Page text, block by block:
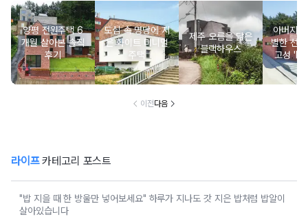
양평 전원주택 6
개월 살아본 솔직
후기
도심 속 명당에 지
은 화이트 미니멀
주택
제주 오름을 닮은
블랙하우스
아버지
별한 선
고성
m
이전다음
라이프카테고리 포스트
"밥 지을 때 한 방울만 넣어보세요" 하루가 지나도 갓 지은 밥처럼 밥알이
살아있습니다